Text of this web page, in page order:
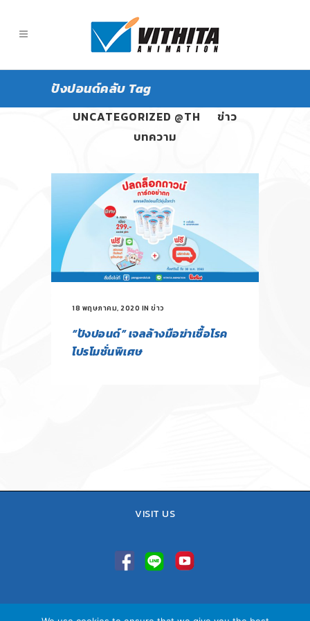
ปังปอนด์คลับ Tag
ALL
PANGPOND
UNCATEGORIZED @TH
ข่าว
บทความ
18 พฤษภาคม, 2020 IN ข่าว
“ปังปอนด์” เจลล้างมือฆ่าเชื้อโรค
โปรโมชั่นพิเศษ
VISIT US